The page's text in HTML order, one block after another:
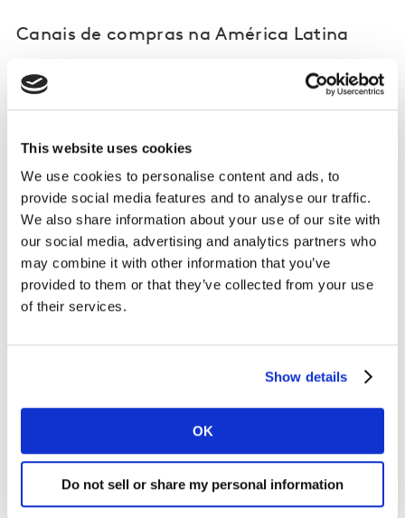
This website uses cookies
We use cookies to personalise content and ads, to
provide social media features and to analyse our traffic.
We also share information about your use of our site with
our social media, advertising and analytics partners who
may combine it with other information that you’ve
provided to them or that they’ve collected from your use
of their services.
Show details
OK
Do not sell or share my personal information
Canais de compras na América Latina
Globalmente, o comércio eletrônico foi novamente o
agora representa 6,5% do mercado global total de
FMCG. Apesar desse nível de aumento, não foi o maior
contribuinte para o sucesso dos produtos de consumo
massivo em 2020, e, sim, supermercados, que
colaborou com 38% do aumento de FMCG.
Como no mundo, na América Latina o comércio
eletrônico foi o grande vencedor em termos de
aplicativos aumentaram 238% em relação ao ano
anterior, atingindo uma participação de 0,9% das
através deste canal.
Embora o comércio eletrônico permaneça
relativamente pequeno no Brasil, o crescimento aqui é